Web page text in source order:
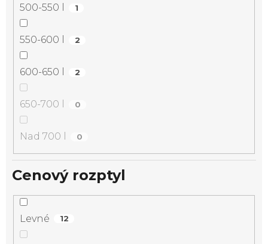
500-550 l 1
550-600 l 2
600-650 l 2
650-700 l 0
Nad 700 l 0
Cenový rozptyl
Levné 12